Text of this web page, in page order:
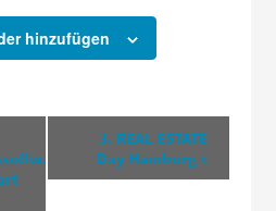
hinzufügen
3. REAL ESTATE
Day Hamburg »